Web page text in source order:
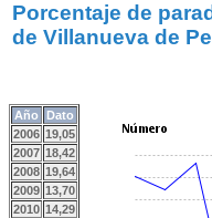
Porcentaje de
de Villanueva de
Año
Dato
2006 19,05
2007 18,42
2008 19,64
2009 13,70
2010 14,29